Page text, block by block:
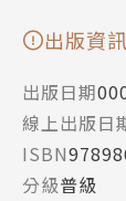
出版資訊
出版日期
線上出版日
ISBN
分級普級